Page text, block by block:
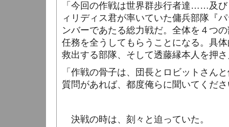
「今回の作戦は世界群歩行者達……及
ィリディス君が率いていた傭兵部隊『
ンバーであたる総力戦だ。全体を４つ
任務を全うしてもらうことになる。具
救出する部隊、そして透藤縁本人を押
「作戦の骨子は、団長とロビットさん
質問があれば、都度俺らに聞いてくだ
決戦の時は、刻々と迫っていた。